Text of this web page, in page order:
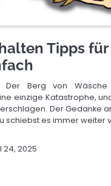
Tipps für
Der Berg von
einzige Katastrophe,
Der Gedanke
schiebst es immer weiter
24, 2025